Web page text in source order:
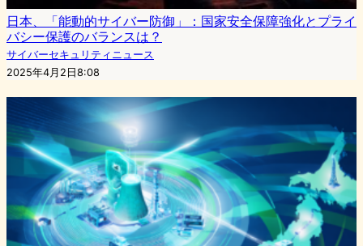
日本、「能動的サイバー防御」：国家安全保障強化とプライ
バシー保護のバランスは？
サイバーセキュリティニュース
2025年4月2日8:08